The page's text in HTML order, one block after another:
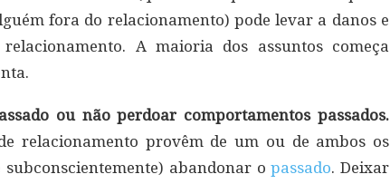
fora do relacionamento) pode levar a danos e
A maioria dos assuntos começa
ou não perdoar comportamentos passados.
relacionamento provêm de um ou de ambos os
abandonar opassado. Deixar